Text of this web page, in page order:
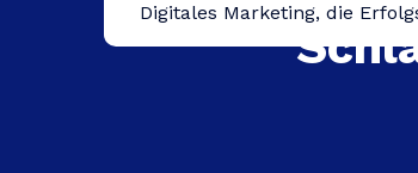
Digitales Marketing, die